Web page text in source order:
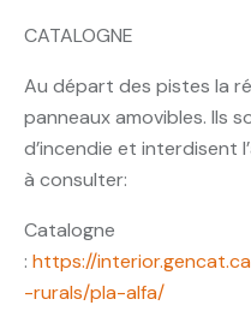
CATALOGNE
Au départ des pistes la
panneaux amovibles. Ils
d’incendie et interdisent
à consulter:
Catalogne
: https://
-rurals/pla-alfa/